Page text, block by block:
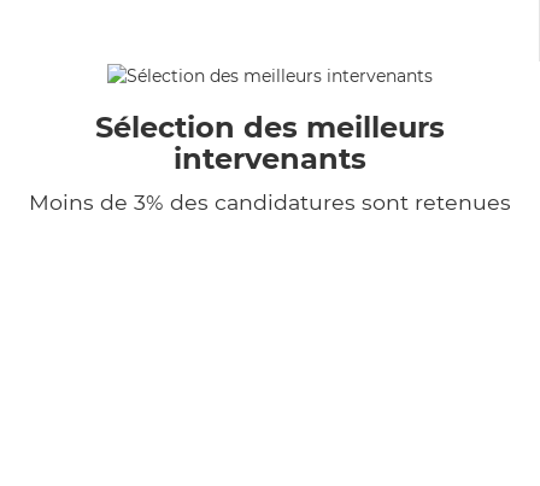
Sélection des meilleurs
intervenants
Moins de 3% des candidatures sont retenues